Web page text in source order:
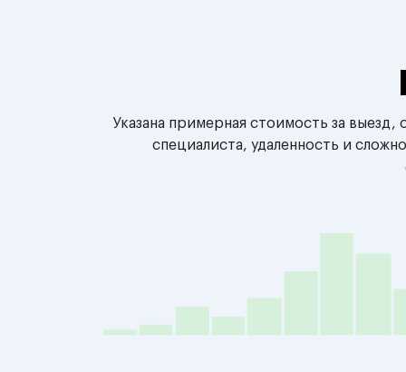
Указана примерная стоимость за
специалиста, удаленность и